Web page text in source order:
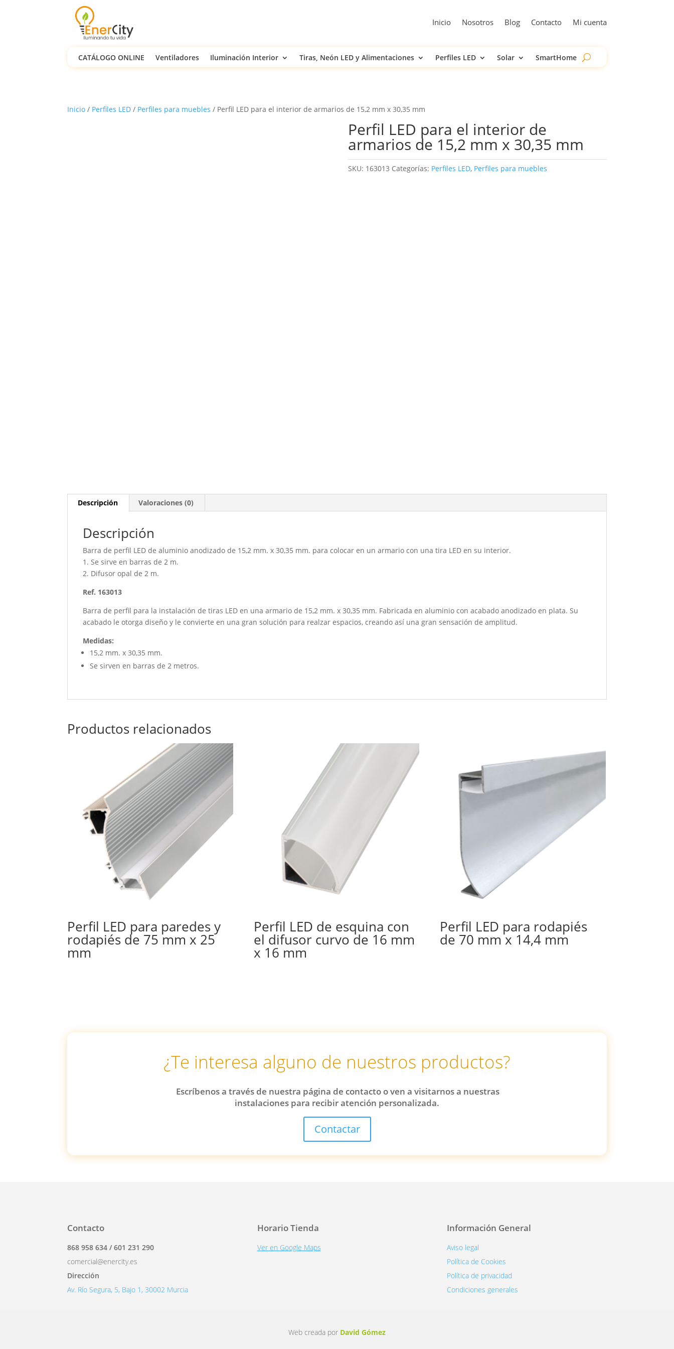
Inicio Nosotros Blog Contacto Mi cuenta
CATÁLOGO ONLINE Ventiladores Iluminación Interior Tiras, Neón LED y Alimentaciones Perfiles LED Solar SmartHome
Inicio / Perfiles LED / Perfiles para muebles / Perfil LED para el interior de armarios de 15,2 mm x 30,35 mm
Perfil LED para el interior de
armarios de 15,2 mm x 30,35 mm
SKU: 163013 Categorías: Perfiles LED, Perfiles para muebles
Descripción Valoraciones (0)
Descripción
Barra de perfil LED de aluminio anodizado de 15,2 mm. x 30,35 mm. para colocar en un armario con una tira LED en su interior.
1. Se sirve en barras de 2 m.
2. Difusor opal de 2 m.
Ref. 163013
Barra de perfil para la instalación de tiras LED en una armario de 15,2 mm. x 30,35 mm. Fabricada en aluminio con acabado anodizado en plata. Su
acabado le otorga diseño y le convierte en una gran solución para realzar espacios, creando así una gran sensación de amplitud.
Medidas:
15,2 mm. x 30,35 mm.
Se sirven en barras de 2 metros.
Productos relacionados
Perfil LED para paredes y
rodapiés de 75 mm x 25
mm
Perfil LED de esquina con
el difusor curvo de 16 mm
x 16 mm
Perfil LED para rodapiés
de 70 mm x 14,4 mm
¿Te interesa alguno de nuestros productos?
Escríbenos a través de nuestra página de contacto o ven a visitarnos a nuestras
instalaciones para recibir atención personalizada.
Contactar
Contacto
868 958 634 / 601 231 290
comercial@enercity.es
Dirección
Av. Río Segura, 5, Bajo 1, 30002 Murcia
Horario Tienda
Ver en Google Maps
Información General
Aviso legal
Política de Cookies
Política de privacidad
Condiciones generales
Web creada por David Gómez